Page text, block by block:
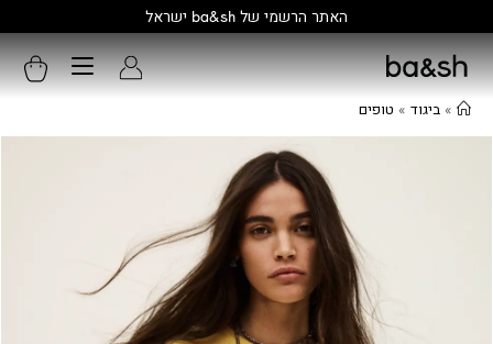
קולקציה חדשה:גלו עוד
» ביגוד » טופים